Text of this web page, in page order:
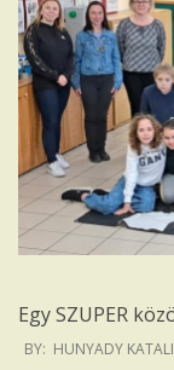
Egy SZUPER
2025-
BY: HUNYADY